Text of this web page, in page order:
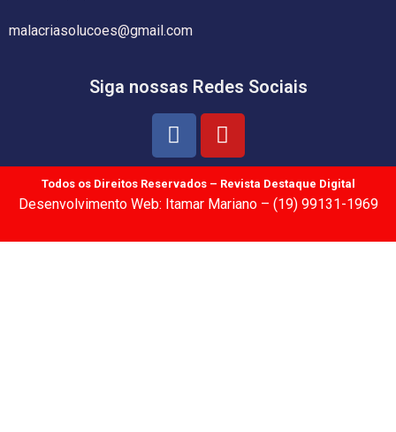
malacriasolucoes@gmail.com
Siga nossas Redes Sociais
Todos os Direitos Reservados – Revista Destaque Digital
Desenvolvimento Web: Itamar Mariano – (19) 99131-1969